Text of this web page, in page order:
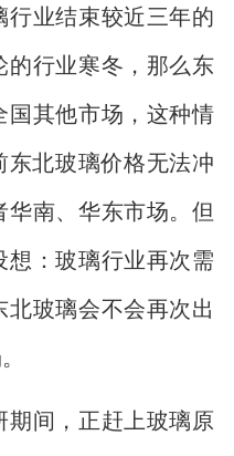
行业结束较近三年的
的行业寒冬，那么东
国其他市场，这种情
东北玻璃价格无法冲
华南、华东市场。但
想：玻璃行业再次需
玻璃会不会再次出
间，正赶上玻璃原